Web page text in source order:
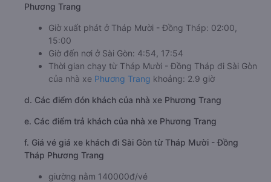
Phương Trang
Giờ xuất phát ở Tháp Mười - Đồng Tháp: 02:00,
15:00
Giờ đến nơi ở Sài Gòn: 4:54, 17:54
Thời gian chạy từ Tháp Mười - Đồng Tháp đi Sài Gòn
của nhà xe Phương Trang khoảng: 2.9 giờ
d. Các điểm đón khách của nhà xe Phương Trang
e. Các điểm trả khách của nhà xe Phương Trang
f. Giá vé giá xe khách đi Sài Gòn từ Tháp Mười - Đồng
Tháp Phương Trang
giường nằm 140000đ/vé